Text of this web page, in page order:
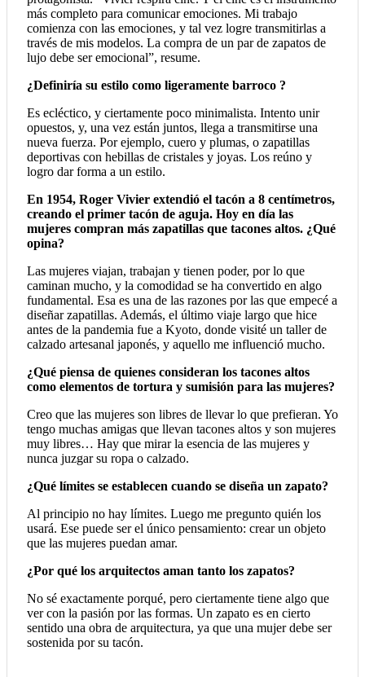
más completo para comunicar emociones. Mi trabajo
comienza con las emociones, y tal vez logre transmitirlas a
través de mis modelos. La compra de un par de zapatos de
lujo debe ser emocional”, resume.
¿Definiría su estilo como ligeramente barroco ?
Es ecléctico, y ciertamente poco minimalista. Intento unir
opuestos, y, una vez están juntos, llega a transmitirse una
nueva fuerza. Por ejemplo, cuero y plumas, o zapatillas
deportivas con hebillas de cristales y joyas. Los reúno y
logro dar forma a un estilo.
En 1954, Roger Vivier extendió el tacón a 8 centímetros,
creando el primer tacón de aguja. Hoy en día las
mujeres compran más zapatillas que tacones altos. ¿Qué
opina?
Las mujeres viajan, trabajan y tienen poder, por lo que
caminan mucho, y la comodidad se ha convertido en algo
fundamental. Esa es una de las razones por las que empecé a
diseñar zapatillas. Además, el último viaje largo que hice
antes de la pandemia fue a Kyoto, donde visité un taller de
calzado artesanal japonés, y aquello me influenció mucho.
¿Qué piensa de quienes consideran los tacones altos
como elementos de tortura y sumisión para las mujeres?
Creo que las mujeres son libres de llevar lo que prefieran. Yo
tengo muchas amigas que llevan tacones altos y son mujeres
muy libres… Hay que mirar la esencia de las mujeres y
nunca juzgar su ropa o calzado.
¿Qué límites se establecen cuando se diseña un zapato?
Al principio no hay límites. Luego me pregunto quién los
usará. Ese puede ser el único pensamiento: crear un objeto
que las mujeres puedan amar.
¿Por qué los arquitectos aman tanto los zapatos?
No sé exactamente porqué, pero ciertamente tiene algo que
ver con la pasión por las formas. Un zapato es en cierto
sentido una obra de arquitectura, ya que una mujer debe ser
sostenida por su tacón.